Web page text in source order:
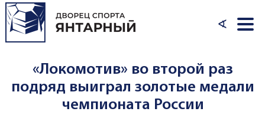
Перейти к основному содержанию
∢
«Локомотив» во второй раз
подряд выиграл золотые медали
чемпионата России